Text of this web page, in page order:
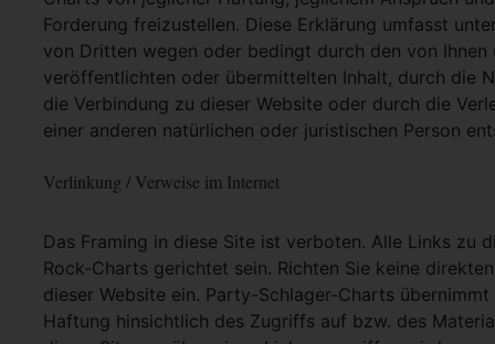
Forderung freizustellen. Diese Erklärung umfasst
von Dritten wegen oder bedingt durch den von Ihnen
veröffentlichten oder übermittelten Inhalt, durch die
die Verbindung zu dieser Website oder durch die
einer anderen natürlichen oder juristischen Person
Verlinkung / Verweise im Internet
Das Framing in diese Site ist verboten. Alle Links zu
Rock-Charts gerichtet sein. Richten Sie keine
dieser Website ein. Party-Schlager-Charts
Haftung hinsichtlich des Zugriffs auf bzw. des